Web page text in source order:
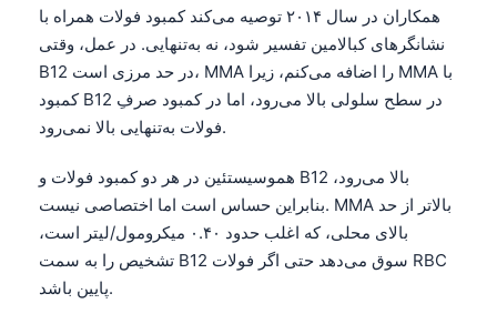
همکاران در سال ۲۰۱۴ توصیه می‌کند کمبود فولات همراه با
نشانگرهای کبالامین تفسیر شود، نه به‌تنهایی. در عمل، وقتی
B12 در حد مرزی است، MMA را اضافه می‌کنم، زیرا MMA با
کمبود B12 در سطح سلولی بالا می‌رود، اما در کمبود صرفِ
فولات به‌تنهایی بالا نمی‌رود.
هموسیستئین در هر دو کمبود فولات و B12 بالا می‌رود،
بنابراین حساس است اما اختصاصی نیست. MMA بالاتر از حد
بالای محلی، که اغلب حدود ۰.۴۰ میکرومول/لیتر است،
تشخیص را به سمت B12 سوق می‌دهد حتی اگر فولات RBC
پایین باشد.
Татар теле
Беларуская мова
Esperanto
Frysk
Ślōnskŏ gŏdka
Norsk bokmål